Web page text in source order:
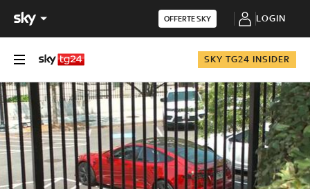
OFFERTE SKY LOGIN
SKY TG24 INSIDER